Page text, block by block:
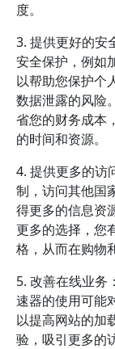
度。
3. 提供更好的安
安全保护，例如
以帮助您保护个
数据泄露的风险
省您的财务成本
的时间和资源。
4. 提供更多的访
制，访问其他国
得更多的信息资
更多的选择，您
格，从而在购物
5. 改善在线业务
速器的使用可能
以提高网站的加
验，吸引更多的